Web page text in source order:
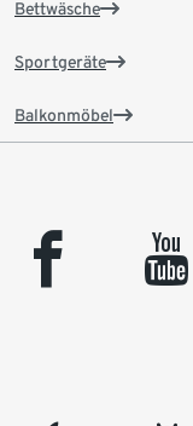
Bettwäsche
Sportgeräte
Balkonmöbel
facebook youtube